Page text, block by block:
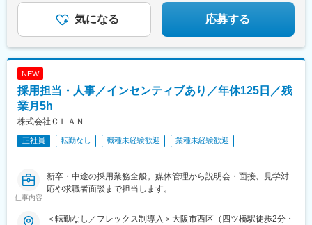
気になる 応募する
NEW
採用担当・人事／インセンティブあり／年休125日／残
業月5h
株式会社ＣＬＡＮ
正社員 転勤なし 職種未経験歓迎 業種未経験歓迎
仕事内容
新卒・中途の採用業務全般。媒体管理から説明会・面接、見学対
応や求職者面談まで担当します。
＜転勤なし／フレックス制導入＞大阪市西区（四ツ橋駅徒歩2分・